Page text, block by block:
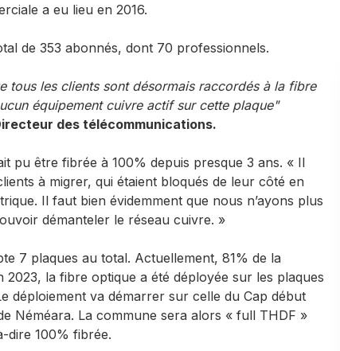
a eu lieu en 2016.
de 353 abonnés, dont 70 professionnels.
tous les clients sont désormais raccordés à la fibre
équipement cuivre actif sur cette plaque"
des télécommunications.
pu être fibrée à 100% depuis presque 3 ans. « Il
à migrer, qui étaient bloqués de leur côté en
Il faut bien évidemment que nous n’ayons plus
démanteler le réseau cuivre. »
7 plaques au total. Actuellement, 81% de la
la fibre optique a été déployée sur les plaques
déploiement va démarrer sur celle du Cap début
Néméara. La commune sera alors « full THDF »
dire 100% fibrée.